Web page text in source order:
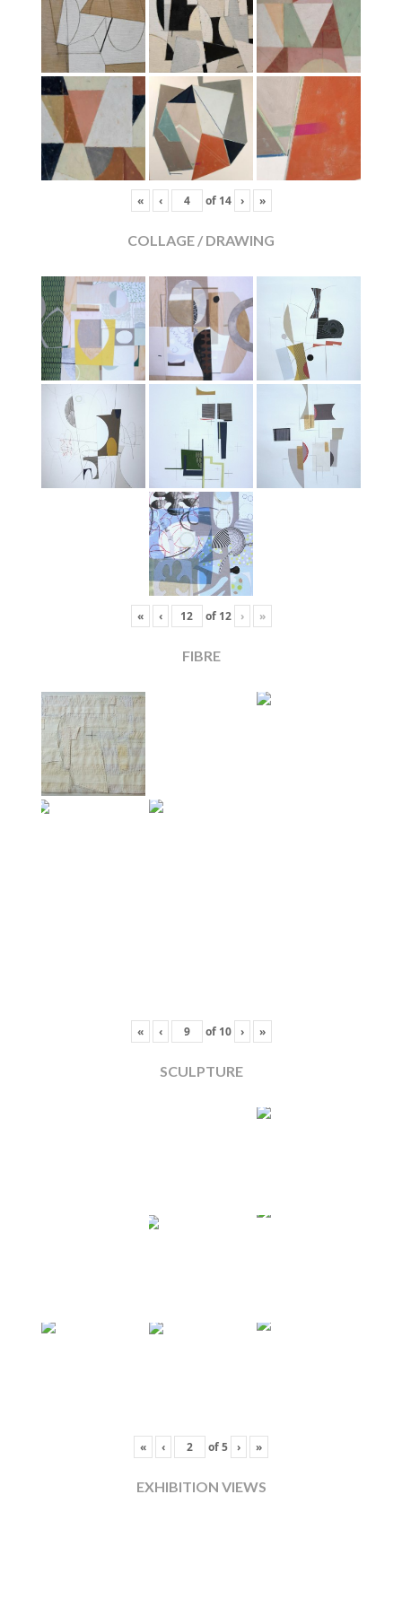
« ‹ of 14 › »
COLLAGE / DRAWING
« ‹ of 12 › »
FIBRE
« ‹ of 10 › »
SCULPTURE
« ‹ of5 › »
EXHIBITION VIEWS